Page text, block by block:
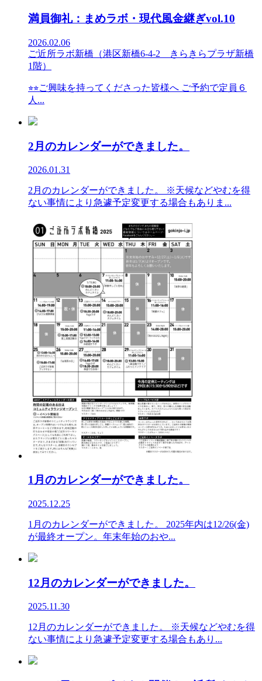
満員御礼：まめラボ・現代風金継ぎvol.10
2026.02.06
ご近所ラボ新橋（港区新橋6-4-2 きらきらプラザ新橋
1階）
⭐︎⭐︎ご興味を持ってくださった皆様へ ご予約で定員６
人...
2月のカレンダーができました。
2026.01.31
2月のカレンダーができました。 ※天候などやむを得
ない事情により急遽予定変更する場合もありま...
1月のカレンダーができました。
2025.12.25
1月のカレンダーができました。 2025年内は12/26(金)
が最終オープン。年末年始のおや...
12月のカレンダーができました。
2025.11.30
12月のカレンダーができました。 ※天候などやむを得
ない事情により急遽予定変更する場合もあり...